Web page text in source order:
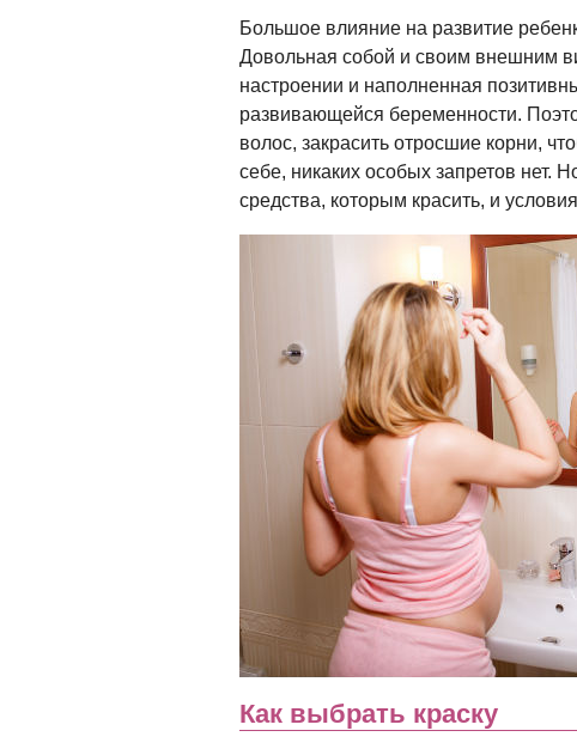
Большое влияние на развитие
Довольная собой и своим внешним
настроении и наполненная
развивающейся беременности.
волос, закрасить отросшие корни,
себе, никаких особых запретов нет.
средства, которым красить, и
Как выбрать краску